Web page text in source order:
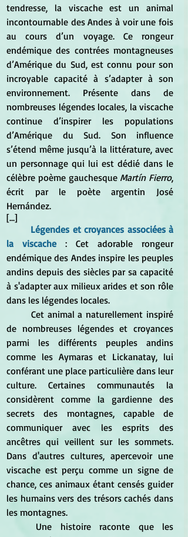
tendresse, la viscache est un animal
incontournable des Andes à voir une fois
au cours d’un voyage. Ce rongeur
endémique des contrées montagneuses
d’Amérique du Sud, est connu pour son
incroyable capacité à s’adapter à son
environnement. Présente dans de
nombreuses légendes locales, la viscache
continue d’inspirer les populations
d’Amérique du Sud. Son influence
s’étend même jusqu’à la littérature, avec
un personnage qui lui est dédié dans le
célèbre poème gauchesque Martín Fierro,
écrit par le poète argentin José
Hernández.
[...]
Légendes et croyances associées à
la viscache : Cet adorable rongeur
endémique des Andes inspire les peuples
andins depuis des siècles par sa capacité
à s'adapter aux milieux arides et son rôle
dans les légendes locales.
de nombreuses légendes et croyances
parmi les différents peuples andins
comme les Aymaras et Lickanatay, lui
conférant une place particulière dans leur
culture. Certaines communautés la
considèrent comme la gardienne des
secrets des montagnes, capable de
communiquer avec les esprits des
ancêtres qui veillent sur les sommets.
Dans d'autres cultures, apercevoir une
viscache est perçu comme un signe de
chance, ces animaux étant censés guider
les humains vers des trésors cachés dans
les montagnes.